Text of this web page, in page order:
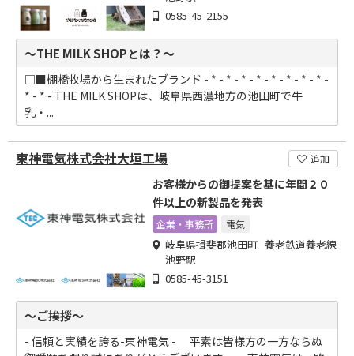
0585-45-2155
～THE MILK SHOPとは？～
□■棚橋牧場から生まれたブランド - * - * - * - * - * - * - * - * -
* - * - THE MILK SHOPは、岐阜県西濃地方の池田町で牛
乳・...
東神電気株式会社大垣工場 追加
お客様からの御提案を基に年間２０
件以上の新製品を発表
企業・事務所 電気
岐阜県揖斐郡池田町 養老鉄道養老線
池野駅
0585-45-3151
～ご挨拶～
- 信頼と実績を誇る-東神電気 - 平素は皆様方の一方ならぬ